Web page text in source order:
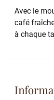
Avec le
café
à chaque